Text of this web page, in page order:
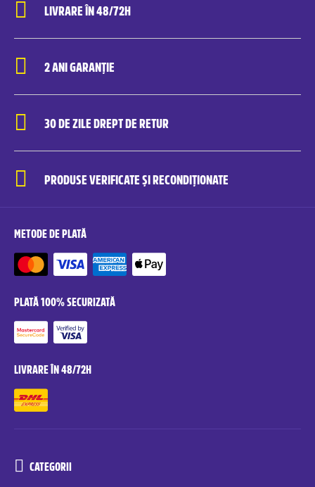
LIVRARE ÎN 48/72H
2 ANI GARANȚIE
30 DE ZILE DREPT DE RETUR
PRODUSE VERIFICATE ȘI RECONDIȚIONATE
METODE DE PLATĂ
PLATĂ 100% SECURIZATĂ
LIVRARE ÎN 48/72H
CATEGORII